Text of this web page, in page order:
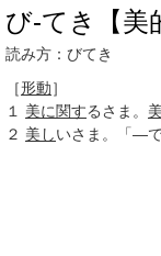
び‐てき【美
読み方：びてき
［形動］
１
美に関するさま。
２ 美しいさま。「―